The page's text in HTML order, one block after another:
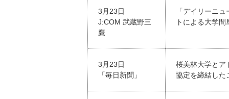
3月23日
J:COM 武蔵野三
鷹
「デイリーニ
トによる大学
3月23日
「毎日新聞」
桜美林大学とア
協定を締結した